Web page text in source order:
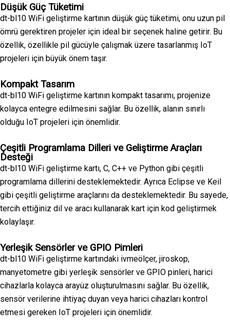
Düşük Güç Tüketimi
dt-bl10 WiFi geliştirme kartının düşük güç tüketimi, onu uzun pil
ömrü gerektiren projeler için ideal bir seçenek haline getirir. Bu
özellik, özellikle pil gücüyle çalışmak üzere tasarlanmış IoT
projeleri için büyük önem taşır.
Kompakt Tasarım
dt-bl10 WiFi geliştirme kartının kompakt tasarımı, projenize
kolayca entegre edilmesini sağlar. Bu özellik, alanın sınırlı
olduğu IoT projeleri için önemlidir.
Çeşitli Programlama Dilleri ve Geliştirme Araçları
Desteği
dt-bl10 WiFi geliştirme kartı, C, C++ ve Python gibi çeşitli
programlama dillerini desteklemektedir. Ayrıca Eclipse ve Keil
gibi çeşitli geliştirme araçlarını da desteklemektedir. Bu sayede,
tercih ettiğiniz dil ve aracı kullanarak kart için kod geliştirmek
kolaylaşır.
Yerleşik Sensörler ve GPIO Pimleri
dt-bl10 WiFi geliştirme kartındaki ivmeölçer, jiroskop,
manyetometre gibi yerleşik sensörler ve GPIO pinleri, harici
cihazlarla kolayca arayüz oluşturulmasını sağlar. Bu özellik,
sensör verilerine ihtiyaç duyan veya harici cihazları kontrol
etmesi gereken IoT projeleri için önemlidir.